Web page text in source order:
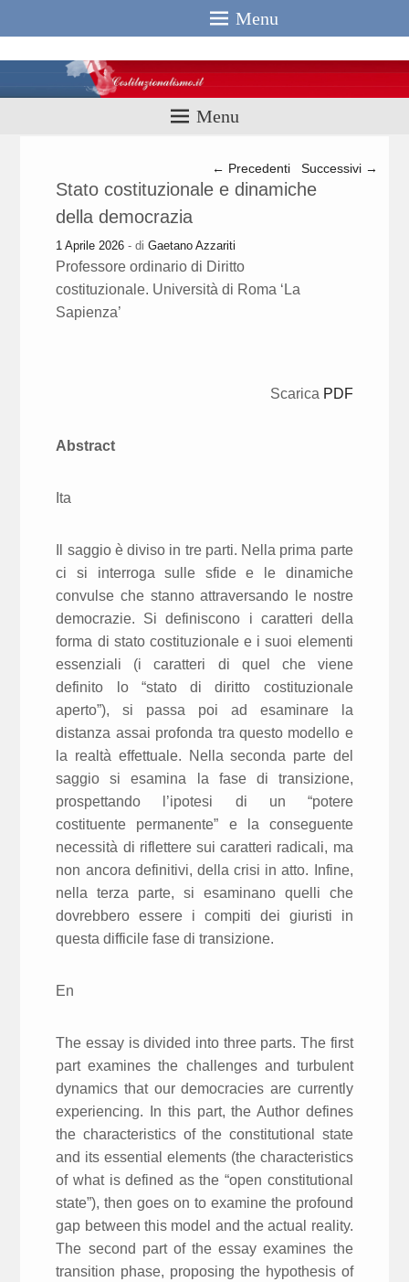
Menu
Menu
Navigazione articolo
← Precedenti Successivi →
Stato costituzionale e dinamiche
della democrazia
1 Aprile 2026 - di Gaetano Azzariti
Professore ordinario di Diritto
costituzionale. Università di Roma ‘La
Sapienza’
Scarica PDF
Abstract
Ita
Il saggio è diviso in tre parti. Nella prima parte
ci si interroga sulle sfide e le dinamiche
convulse che stanno attraversando le nostre
democrazie. Si definiscono i caratteri della
forma di stato costituzionale e i suoi elementi
essenziali (i caratteri di quel che viene
definito lo “stato di diritto costituzionale
aperto”), si passa poi ad esaminare la
distanza assai profonda tra questo modello e
la realtà effettuale. Nella seconda parte del
saggio si esamina la fase di transizione,
prospettando l’ipotesi di un “potere
costituente permanente” e la conseguente
necessità di riflettere sui caratteri radicali, ma
non ancora definitivi, della crisi in atto. Infine,
nella terza parte, si esaminano quelli che
dovrebbero essere i compiti dei giuristi in
questa difficile fase di transizione.
En
The essay is divided into three parts. The first
part examines the challenges and turbulent
dynamics that our democracies are currently
experiencing. In this part, the Author defines
the characteristics of the constitutional state
and its essential elements (the characteristics
of what is defined as the “open constitutional
state”), then goes on to examine the profound
gap between this model and the actual reality.
The second part of the essay examines the
transition phase, proposing the hypothesis of